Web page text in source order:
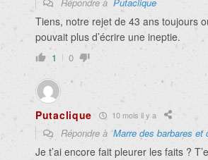
Tiens, notre rejet de 43 ans toujours
pouvait plus d’écrire une ineptie.
1 0
Putaclique 10 mois il y a
Répondre àMarre des barbares
Je t’ai encore fait pleurer les faits ?